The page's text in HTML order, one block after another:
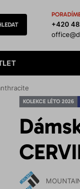
+420
KOLEKCE LÉTO 2026